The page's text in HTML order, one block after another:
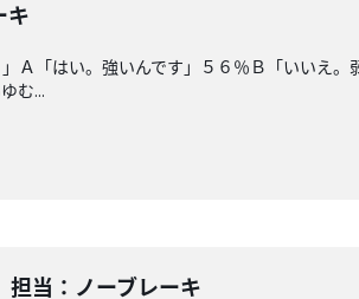
キ
Ａ「はい。強いんです」５６％Ｂ「いいえ
む...
担当：ノーブレーキ